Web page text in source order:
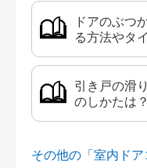
ドアのぶつ
る方法やタ
引き戸の滑
のしかたは？
その他の「室内ド